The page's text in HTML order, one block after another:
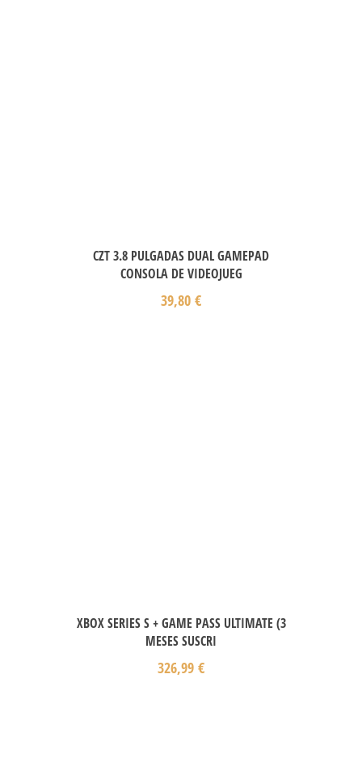
CZT 3.8 PULGADAS DUAL GAMEPAD
CONSOLA DE VIDEOJUEG
39,80 €
XBOX SERIES S + GAME PASS ULTIMATE (3
MESES SUSCRI
326,99 €